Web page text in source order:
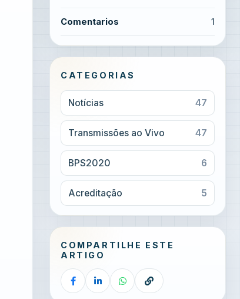
Comentarios 1
CATEGORIAS
Notícias 47
Transmissões ao Vivo 47
BPS2020 6
Acreditação 5
COMPARTILHE ESTE
ARTIGO